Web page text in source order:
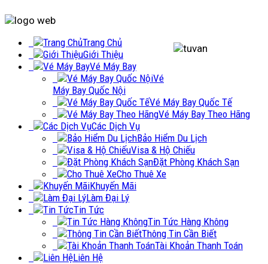
Trang Chủ
Giới Thiệu
Vé Máy Bay
Vé
Máy Bay Quốc Nội
Vé Máy Bay Quốc Tế
Vé Máy Bay Theo Hãng
Các Dịch Vụ
Bảo Hiểm Du Lịch
Visa & Hộ Chiếu
Đặt Phòng Khách Sạn
Cho Thuê Xe
Khuyến Mãi
Làm Đại Lý
Tin Tức
Tin Tức Hàng Không
Thông Tin Cần Biết
Tài Khoản Thanh Toán
Liên Hệ